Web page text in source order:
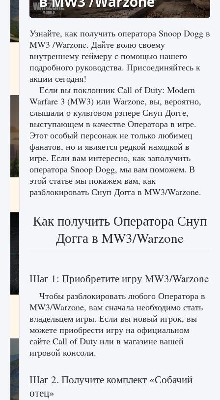
Как исправить ошибку Palworld «Идет
сохранение мира — Невозможно начать
сохранение данных мира»
9 августа 2024
Как заработать медали лиги Clash of Clans
лицензии, лиги, команды и стадионы в EA
FC 25
9 августа 2024 2 395 0 2
Узнайте, как получить оператора Snoop Dogg в
MW3 /Warzone. Дайте волю своему
внутреннему геймеру с помощью нашего
подробного руководства. Присоединяйтесь к
акции сегодня!
Если вы поклонник Call of Duty: Modern
Warfare 3 (MW3) или Warzone, вы, вероятно,
слышали о культовом рэпере Снуп Догге,
выступающем в качестве Оператора в игре.
Этот особый персонаж не только любимец
фанатов, но и является редкой находкой в ​​
игре. Если вам интересно, как заполучить
оператора Snoop Dogg, мы вам поможем. В
этой статье мы покажем вам, как
разблокировать Снуп Догга в MW3/Warzone.
Как получить Оператора Снуп
Догга в MW3/Warzone
Шаг 1: Приобретите игру MW3/Warzone
Чтобы разблокировать любого Оператора в
MW3/Warzone, вам сначала необходимо стать
владельцем игры. Если вы новый игрок, вы
можете приобрести игру на официальном
сайте Call of Duty или в магазине вашей
игровой консоли.
Шаг 2. Получите комплект «Собачий
отец»